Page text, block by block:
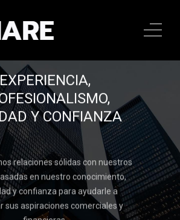
Y CONFIANZA
relaciones sólidas con nuestros
en nuestro conocimiento,
y confianza para ayudarle a
sus aspiraciones comerciales y
financieras.